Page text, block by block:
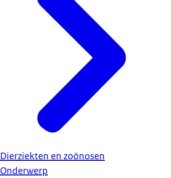
Dierziekten en zoönosen
Onderwerp